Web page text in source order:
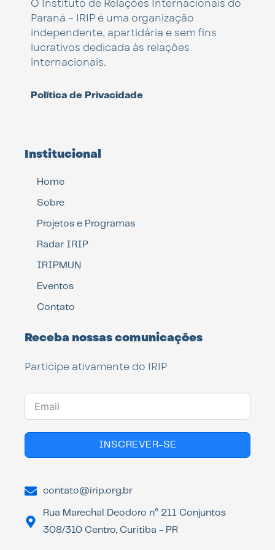
O Instituto de Relações Internacionais do
Paraná – IRIP é uma organização
independente, apartidária e sem fins
lucrativos dedicada às relações
internacionais.
Política de Privacidade
Institucional
Home
Sobre
Projetos e Programas
Radar IRIP
IRIPMUN
Eventos
Contato
Receba nossas comunicações
Participe ativamente do IRIP
INSCREVER-SE
contato@irip.org.br
Rua Marechal Deodoro n° 211 Conjuntos
308/310 Centro, Curitiba - PR